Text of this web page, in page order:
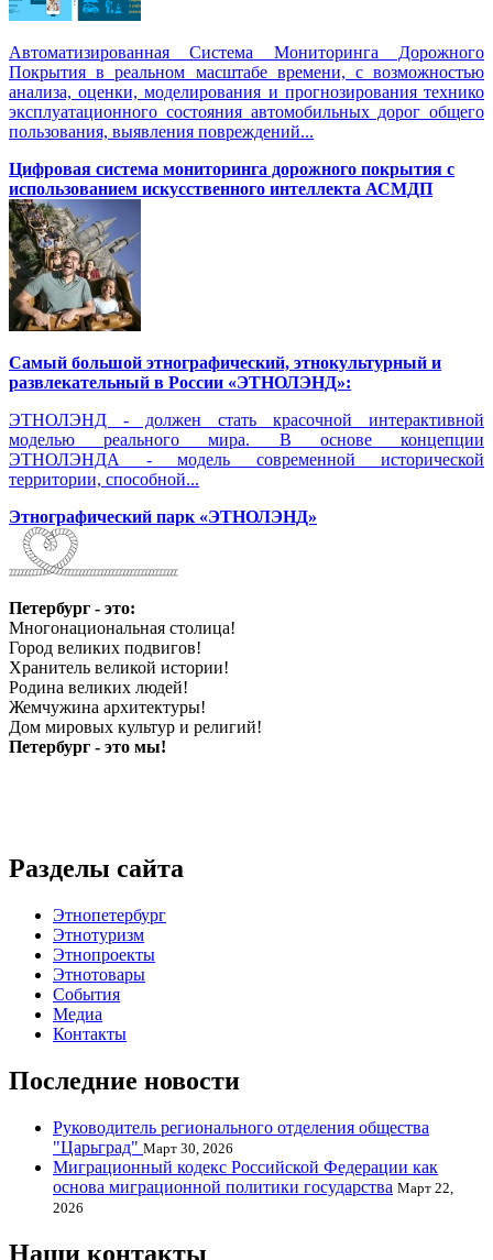
Автоматизированная Система Мониторинга Дорожного
Покрытия в реальном масштабе времени, с возможностью
анализа, оценки, моделирования и прогнозирования технико
эксплуатационного состояния автомобильных дорог общего
пользования, выявления повреждений...
Цифровая система мониторинга дорожного покрытия с
использованием искусственного интеллекта АСМДП
Самый большой этнографический, этнокультурный и
развлекательный в России «ЭТНОЛЭНД»:
ЭТНОЛЭНД - должен стать красочной интерактивной
моделью реального мира. В основе концепции
ЭТНОЛЭНДА - модель современной исторической
территории, способной...
Этнографический парк «ЭТНОЛЭНД»
Петербург - это:
Многонациональная столица!
Город великих подвигов!
Хранитель великой истории!
Родина великих людей!
Жемчужина архитектуры!
Дом мировых культур и религий!
Петербург - это мы!
Разделы сайта
Этнопетербург
Этнотуризм
Этнопроекты
Этнотовары
События
Медиа
Контакты
Последние новости
Руководитель регионального отделения общества
"Царьград" Март 30, 2026
Миграционный кодекс Российской Федерации как
основа миграционной политики государства Март 22,
2026
Наши контакты